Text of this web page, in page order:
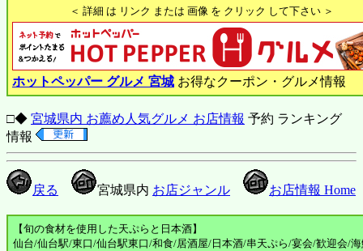
＜ 詳細 は リンク または 画像 を クリック して下さい ＞
ホットペッパー グルメ 宮城 お得なクーポン・グルメ情報
□◆ 宮城県内 お薦め人気グルメ お店情報 予約 ランキング
情報
戻る 宮城県内 お店ジャンル お店情報 Home
【旬の食材を使用した天ぷらと日本酒】
仙台/仙台駅/東口/仙台駅東口/和食/居酒屋/日本酒/串天ぷら/宴会/歓迎会/